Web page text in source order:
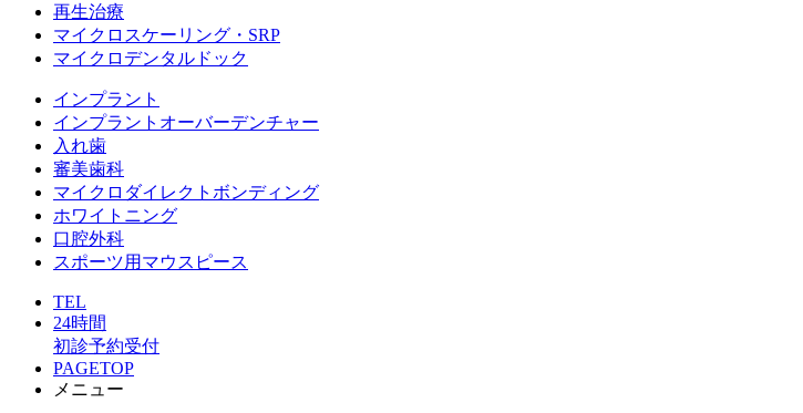
再生治療
マイクロスケーリング・SRP
マイクロデンタルドック
インプラント
インプラントオーバーデンチャー
入れ歯
審美歯科
マイクロダイレクトボンディング
ホワイトニング
口腔外科
スポーツ用マウスピース
TEL
24時間
初診予約受付
PAGETOP
メニュー